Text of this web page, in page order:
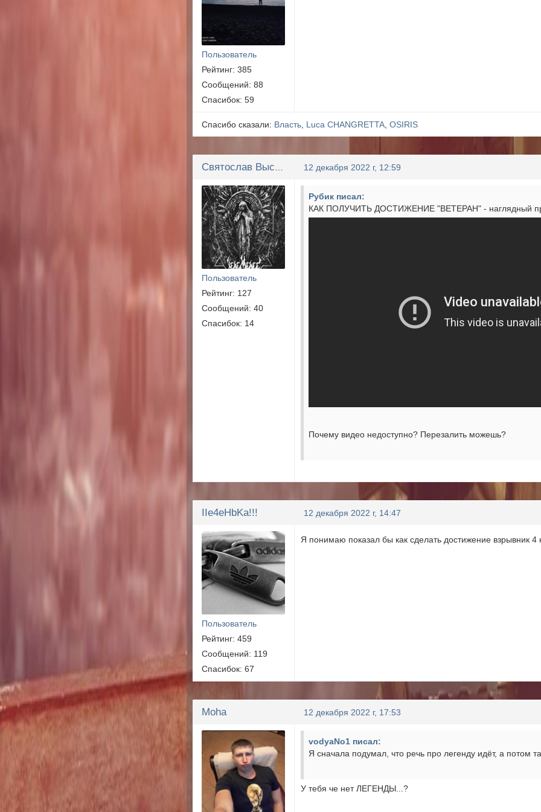
Пользователь
Рейтинг: 385
Сообщений: 88
Спасибок: 59
Спасибо сказали: Власть Luca CHANGRETTA ,OSIRIS
12 декабря 2022 г, 12:59
Пользователь
Рейтинг: 127
Сообщений: 40
Спасибок: 14
Рубик писал:
КАК ПОЛУЧИТЬ ДОСТИЖЕНИЕ "ВЕТЕРАН" - наглядный
Почему видео недоступно? Перезалить можешь?
IIe4eHbKa!!! 12 декабря 2022 г, 14:47
Пользователь
Рейтинг: 459
Сообщений: 119
Спасибок: 67
Я понимаю показал бы как сделать достижение взрывник
Moha 12 декабря 2022 г, 17:53
vodyaNo1 писал:
Я сначала подумал, что речь про легенду идёт, а потом
У тебя че нет ЛЕГЕНДЫ...?